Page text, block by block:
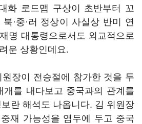
화 로드맵 구상이 초반부터 꼬
·중·러 정상이 사실상 반미 연
명 대통령으로서도 외교적으로
운 상황인데요.
장이 전승절에 참가한 것을 두
개를 내다보고 중국과의 관계를
란 해석도 나옵니다. 김 위원장
재 가능성을 염두에 두고 중국